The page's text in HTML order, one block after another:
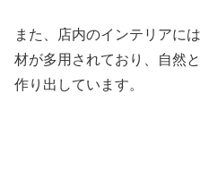
また、店内のインテリアに
材が多用されており、自然
作り出しています。